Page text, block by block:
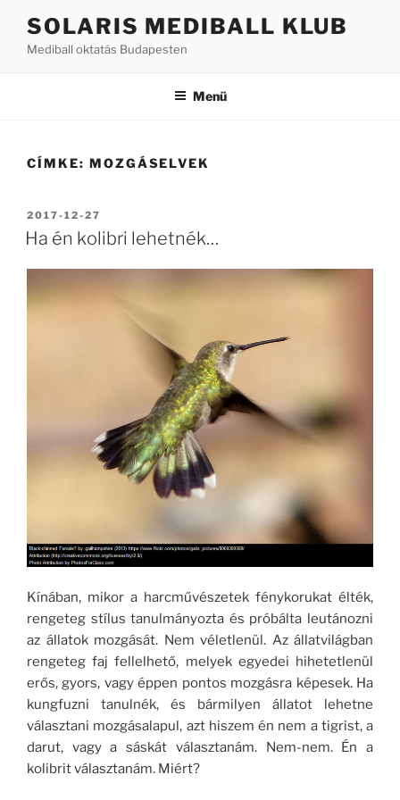
SOLARIS MEDIBALL KLUB
Mediball oktatás Budapesten
Menü
CÍMKE: MOZGÁSELVEK
BEKÜLDVE:
2017-12-27
Ha én kolibri lehetnék…
Kínában, mikor a harcművészetek fénykorukat élték,
rengeteg stílus tanulmányozta és próbálta leutánozni
az állatok mozgását. Nem véletlenül. Az állatvilágban
rengeteg faj fellelhető, melyek egyedei hihetetlenül
erős, gyors, vagy éppen pontos mozgásra képesek. Ha
kungfuzni tanulnék, és bármilyen állatot lehetne
választani mozgásalapul, azt hiszem én nem a tigrist, a
darut, vagy a sáskát választanám. Nem-nem. Én a
kolibrit választanám. Miért?